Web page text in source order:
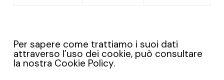
Per sapere come trattiamo i suoi dati
attraverso l’uso dei cookie, può consultare
la nostra Cookie Policy.